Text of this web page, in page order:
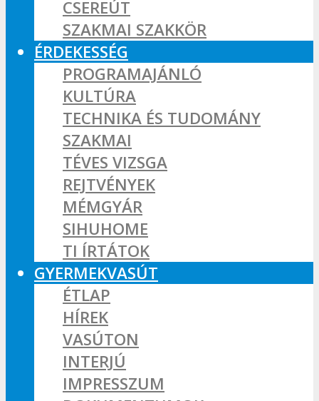
CSEREÚT
SZAKMAI SZAKKÖR
ÉRDEKESSÉG
PROGRAMAJÁNLÓ
KULTÚRA
TECHNIKA ÉS TUDOMÁNY
SZAKMAI
TÉVES VIZSGA
REJTVÉNYEK
MÉMGYÁR
SIHUHOME
TI ÍRTÁTOK
GYERMEKVASÚT
ÉTLAP
HÍREK
VASÚTON
INTERJÚ
IMPRESSZUM